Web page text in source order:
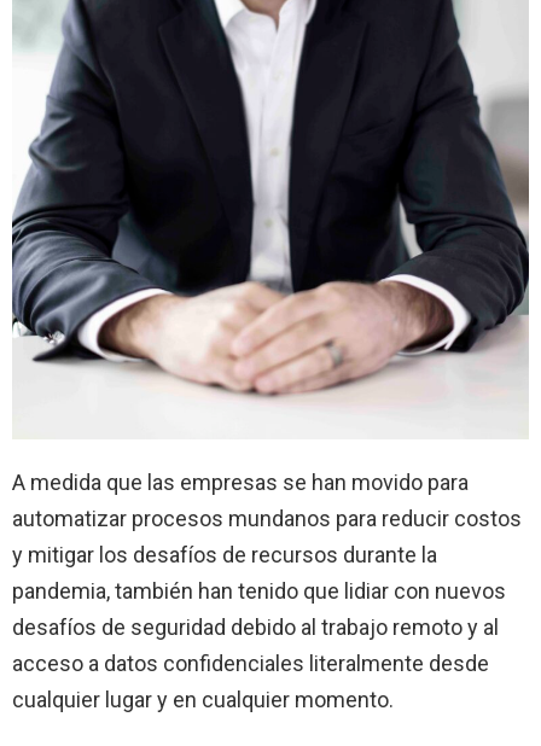
A medida que las empresas se han movido para
automatizar procesos mundanos para reducir costos
y mitigar los desafíos de recursos durante la
pandemia, también han tenido que lidiar con nuevos
desafíos de seguridad debido al trabajo remoto y al
acceso a datos confidenciales literalmente desde
cualquier lugar y en cualquier momento.